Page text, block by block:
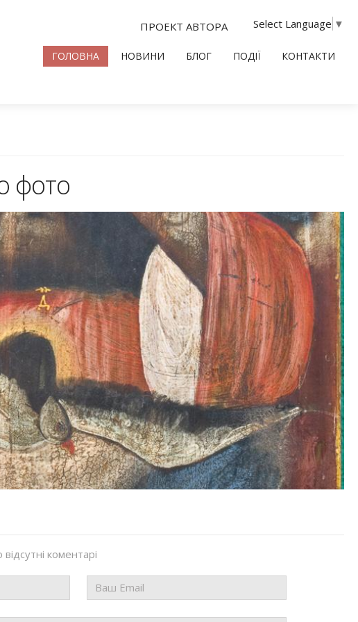
ПРОЕКТ АВТОРА Select Language ▼
ГОЛОВНА НОВИНИ БЛОГ ПОДІЇ КОНТАКТИ
фото
коментарі